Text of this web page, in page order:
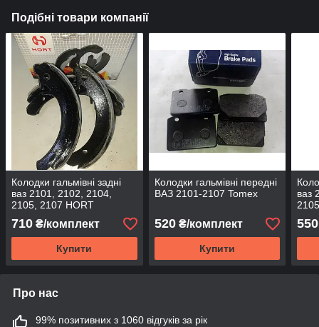
Подібні товари компанії
Колодки гальмівні задні
ваз 2101, 2102, 2104,
2105, 2107 HORT
710 ₴/комплект
Купити
Колодки гальмівні передні
ВАЗ 2101-2107 Tomex
520₴/комплект
Купити
ваз
550
Про нас
99% позитивних з 1060 відгуків за рік